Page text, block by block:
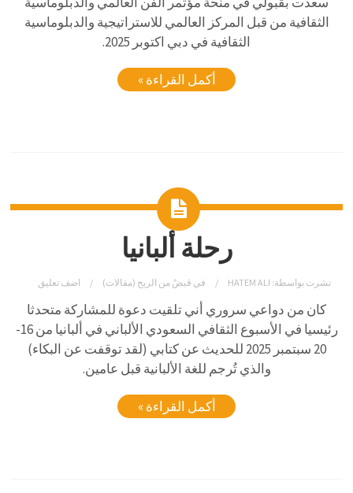
الثقافية من قبل المركز العالمي للاستراتيجية والدبلوماسية
الثقافية في دبي اكتوبر 2025.
أكمل القراءة »
رحلة ألبانيا
نشرت بواسطة: HATEM ALI في قبضٌ من الريح (مقالات) اضف تعليق
كان من دواعي سروري أني تلقيت دعوة للمشاركة متحدثا
رئيسيا في الأسبوع الثقافي السعودي الألباني في ألبانيا من 16-
20 سبتمبر 2025 للحديث عن كتابي (لقد توقفت عن البكاء)
والذي تُرجم للغة الألبانية قبل عامين.
أكمل القراءة »